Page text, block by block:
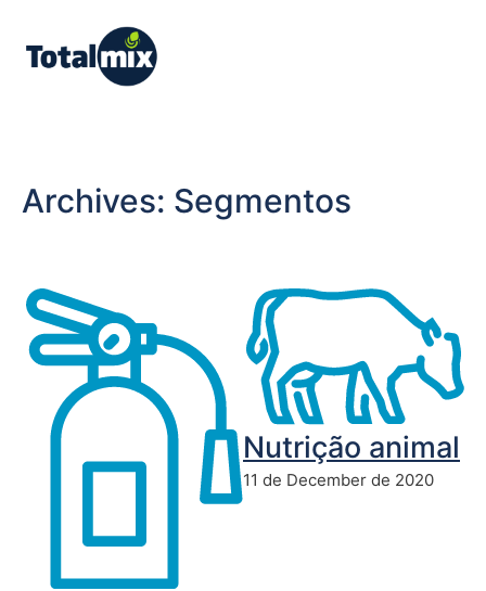
Archives: Segmentos
Nutrição animal
11 de December de 2020